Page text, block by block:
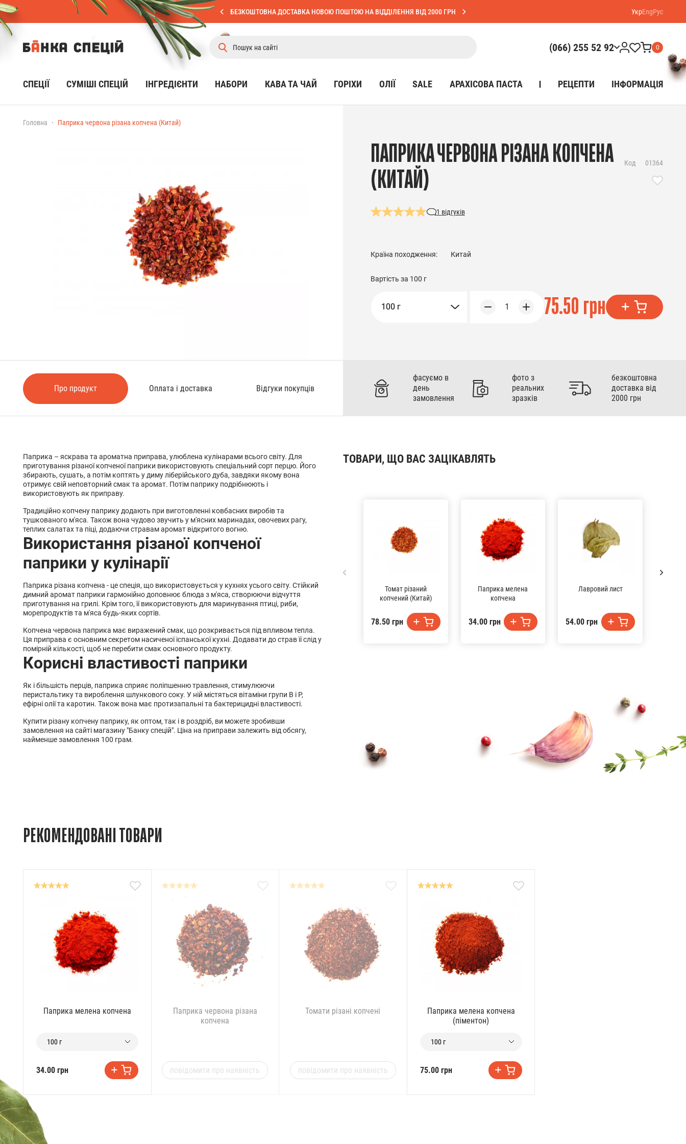
БЕЗКОШТОВНА ДОСТАВКА НОВОЮ ПОШТОЮ НА ВІДДІЛЕННЯ ВІД 2000 ГРН УкрEngРус
(066) 255 52 92 0
СПЕЦІЇ CУМІШІ СПЕЦІЙ ІНГРЕДІЄНТИ НАБОРИ КАВА ТА ЧАЙ ГОРІХИ ОЛІЇ SALE АРАХІСОВА ПАСТА РЕЦЕПТИ ІНФОРМАЦІЯ
Головна Паприка червона різана копчена (Китай)
ПАПРИКА ЧЕРВОНА РІЗАНА КОПЧЕНА
(КИТАЙ)
1 відгуків
Код 01364
Країна походження: Китай
Вартість за 100 г
100 г 1 75.50 грн
Про продукт Оплата і доставка Відгуки покупців
фасуємо в
день
замовлення
фото з
реальних
зразків
безкоштовна
доставка від
2000 грн
Паприка – яскрава та ароматна приправа, улюблена кулінарами всього світу. Для
приготування різаної копченої паприки використовують спеціальний сорт перцю. Його
збирають, сушать, а потім коптять у диму ліберійського дуба, завдяки якому вона
отримує свій неповторний смак та аромат. Потім паприку подрібнюють і
використовують як приправу.
Традиційно копчену паприку додають при виготовленні ковбасних виробів та
тушкованого м'яса. Також вона чудово звучить у м'ясних маринадах, овочевих рагу,
теплих салатах та піці, додаючи стравам аромат відкритого вогню.
Використання різаної копченої
паприки у кулінарії
Паприка різана копчена - це спеція, що використовується у кухнях усього світу. Стійкий
димний аромат паприки гармонійно доповнює блюда з м'яса, створюючи відчуття
приготування на грилі. Крім того, її використовують для маринування птиці, риби,
морепродуктів та м'яса будь-яких сортів.
Копчена червона паприка має виражений смак, що розкривається під впливом тепла.
Ця приправа є основним секретом насиченої іспанської кухні. Додавати до страв її слід у
помірній кількості, щоб не перебити смак основного продукту.
Корисні властивості паприки
Як і більшість перців, паприка сприяє поліпшенню травлення, стимулюючи
перистальтику та вироблення шлункового соку. У ній містяться вітаміни групи В і Р,
ефірні олії та каротин. Також вона має протизапальні та бактерицидні властивості.
Купити різану копчену паприку, як оптом, так і в роздріб, ви можете зробивши
замовлення на сайті магазину "Банку спецій". Ціна на приправи залежить від обсягу,
найменше замовлення 100 грам.
ТОВАРИ, ЩО ВАС ЗАЦІКАВЛЯТЬ
Томат різаний
копчений (Китай)
78.50 грн
Паприка мелена
копчена
34.00 грн
Лавровий лист
54.00 грн
РЕКОМЕНДОВАНІ ТОВАРИ
Паприка мелена копчена
100 г
34.00 грн
Паприка червона різана
копчена
повідомити про наявність
Томати різані копчені
повідомити про наявність
Паприка мелена копчена
(піментон)
100 г
75.00 грн